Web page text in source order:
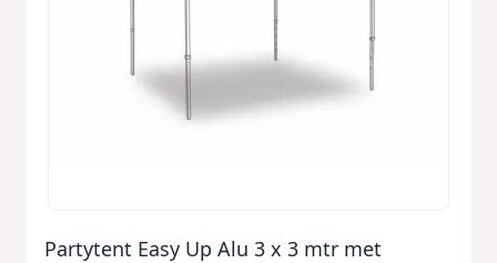
Partytent Easy Up Alu 3 x 3 mtr met